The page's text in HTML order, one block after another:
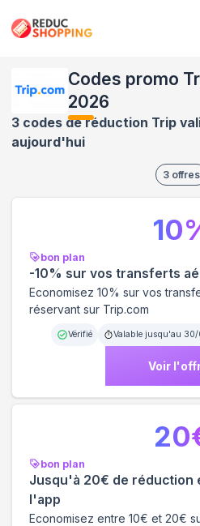
Codes promo
2026
3 codes de réduction Trip
aujourd'hui
3 offres
bon plan
-10% sur vos transferts
Economisez 10% sur vos
réservant sur Trip.com
Vérifié Valable jusqu'au
Voir
10
bon plan
Jusqu'à 20€ de réduction
l'app
Economisez entre 10€ et 20€
20